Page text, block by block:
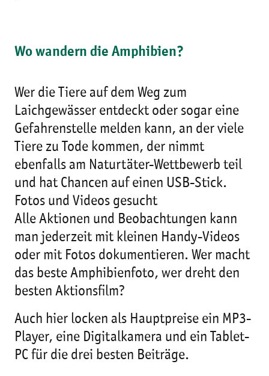
Wo wandern die Amphibien?
Wer die Tiere auf dem Weg zum
Laichgewässer entdeckt oder sogar eine
Gefahrenstelle melden kann, an der viele
Tiere zu Tode kommen, der nimmt
ebenfalls am Naturtäter-Wettbewerb teil
und hat Chancen auf einen USB-Stick.
Fotos und Videos gesucht
Alle Aktionen und Beobachtungen kann
man jederzeit mit kleinen Handy-Videos
oder mit Fotos dokumentieren. Wer macht
das beste Amphibienfoto, wer dreht den
besten Aktionsfilm?
Auch hier locken als Hauptpreise ein MP3-
Player, eine Digitalkamera und ein Tablet-
PC für die drei besten Beiträge.